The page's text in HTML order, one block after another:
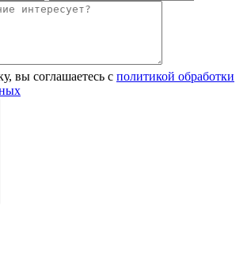
вы соглашаетесь с политикой обработки